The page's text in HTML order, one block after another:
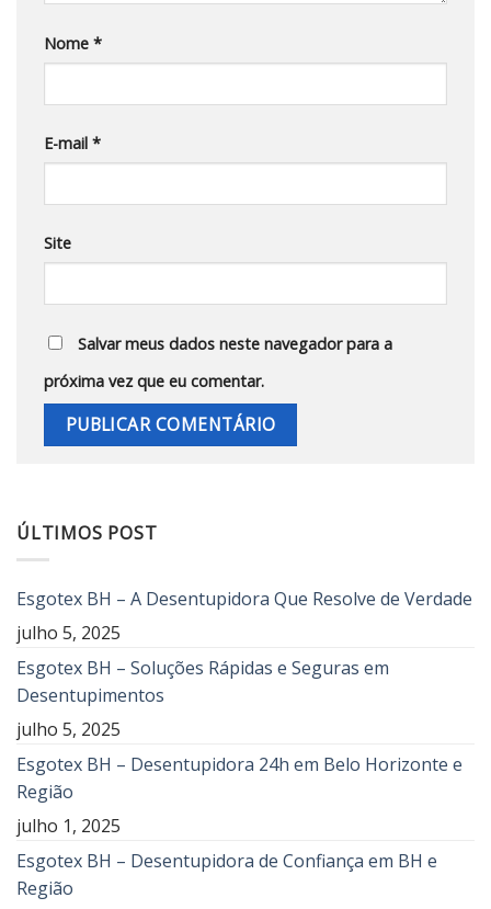
Nome *
E-mail *
Site
Salvar meus dados neste navegador para a
próxima vez que eu comentar.
ÚLTIMOS POST
Esgotex BH – A Desentupidora Que Resolve de Verdade
julho 5, 2025
Esgotex BH – Soluções Rápidas e Seguras em
Desentupimentos
julho 5, 2025
Esgotex BH – Desentupidora 24h em Belo Horizonte e
Região
julho 1, 2025
Esgotex BH – Desentupidora de Confiança em BH e
Região